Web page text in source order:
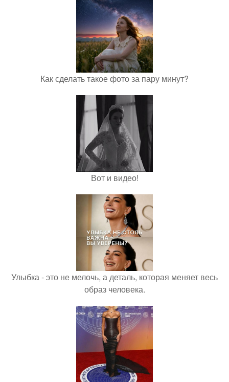
Как сделать такое фото за пару минут?
Вот и видео!
Улыбка - это не мелочь, а деталь, которая меняет весь
образ человека.